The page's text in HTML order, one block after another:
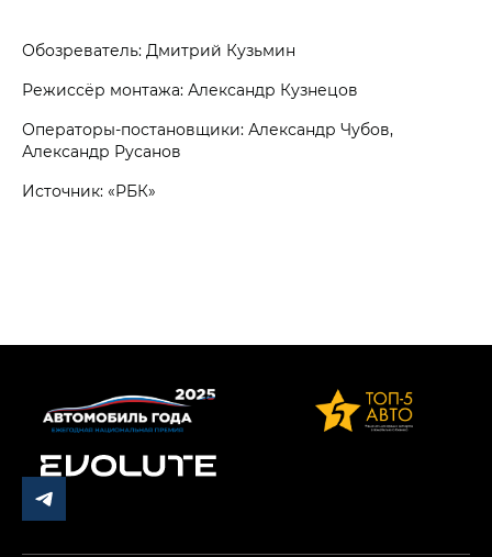
Обозреватель: Дмитрий Кузьмин
Режиссёр монтажа: Александр Кузнецов
Операторы-постановщики: Александр Чубов,
Александр Русанов
Источник: «РБК»